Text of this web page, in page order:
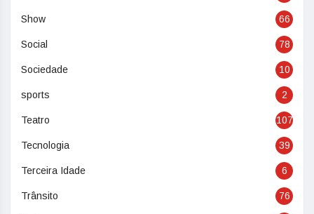
Show 66
Social 78
Sociedade 10
sports 2
Teatro 107
Tecnologia 39
Terceira Idade 6
Trânsito 76